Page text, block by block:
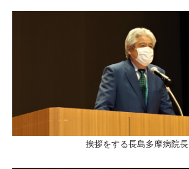
挨拶をする長島多摩病院長